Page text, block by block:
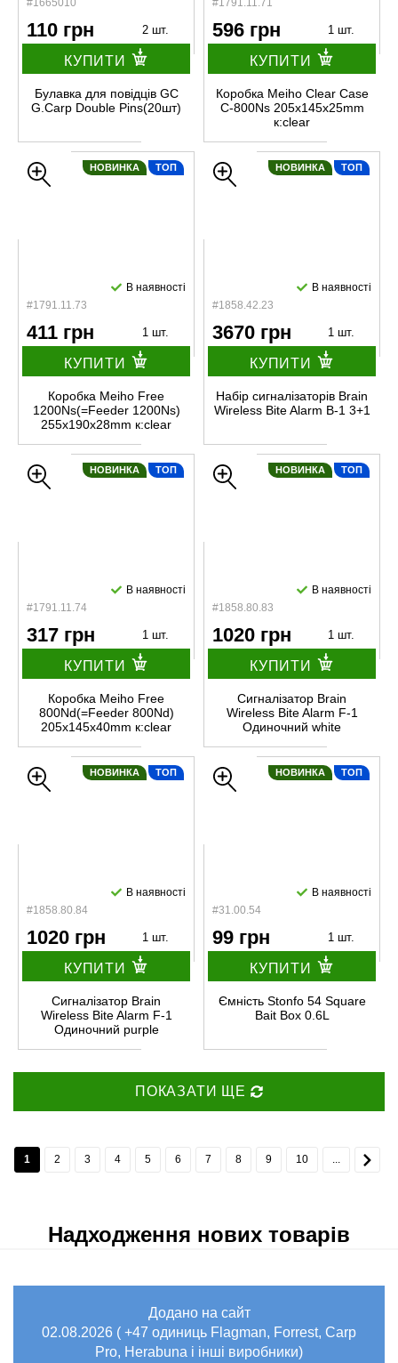
#1665010
110 грн 2 шт.
КУПИТИ
Булавка для повідців GC
G.Carp Double Pins(20шт)
#1791.11.71
596 грн 1 шт.
КУПИТИ
Коробка Meiho Clear Case
C-800Ns 205x145x25mm
к:clear
ТОП
НОВИНКА
#1791.11.73
В наявності
411 грн 1 шт.
КУПИТИ
Коробка Meiho Free
1200Ns(=Feeder 1200Ns)
255x190x28mm к:clear
ТОП
НОВИНКА
#1858.42.23
В наявності
3670 грн 1 шт.
КУПИТИ
Набір сигналізаторів Brain
Wireless Bite Alarm B-1 3+1
ТОП
НОВИНКА
#1791.11.74
В наявності
317 грн 1 шт.
КУПИТИ
Коробка Meiho Free
800Nd(=Feeder 800Nd)
205x145x40mm к:clear
ТОП
НОВИНКА
#1858.80.83
В наявності
1020 грн 1 шт.
КУПИТИ
Сигналізатор Brain
Wireless Bite Alarm F-1
Одиночний white
ТОП
НОВИНКА
#1858.80.84
В наявності
1020 грн 1 шт.
КУПИТИ
Сигналізатор Brain
Wireless Bite Alarm F-1
Одиночний purple
ТОП
НОВИНКА
#31.00.54
В наявності
99 грн 1 шт.
КУПИТИ
Ємність Stonfo 54 Square
Bait Box 0.6L
ПОКАЗАТИ ЩЕ
1 2 3 4 5 6 7 8 9 10 ...
Надходження нових товарів
Додано на сайт
02.08.2026 ( +47 одиниць Flagman, Forrest, Carp
Pro, Herabuna і інші виробники)